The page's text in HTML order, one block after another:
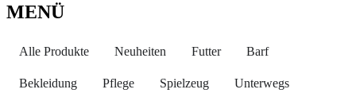
MENÜ
Alle Produkte Neuheiten Futter Barf
Bekleidung Pflege Spielzeug Unterwegs